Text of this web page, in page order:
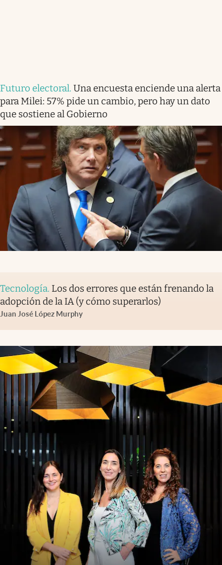
Futuro electoral. Una encuesta enciende una alerta
para Milei: 57% pide un cambio, pero hay un dato
que sostiene al Gobierno
Tecnología. Los dos errores que están frenando la
adopción de la IA (y cómo superarlos)
Juan José López Murphy